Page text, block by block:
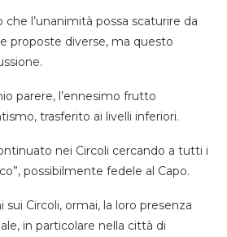
l’unanimità possa scaturire da
proposte diverse, ma questo
parere, l’ennesimo frutto
trasferito ai livelli inferiori.
nei Circoli cercando a tutti i
possibilmente fedele al Capo.
Circoli, ormai, la loro presenza
in particolare nella città di